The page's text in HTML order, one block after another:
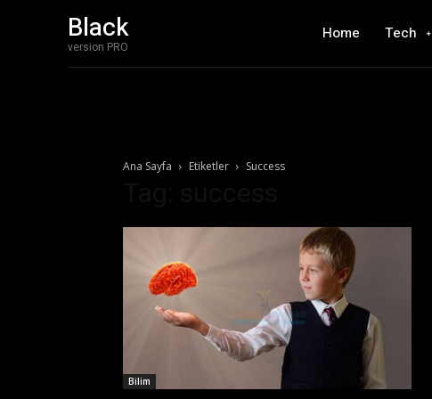
Black
version PRO
Home Tech
Ana Sayfa Etiketler Success
Bilim